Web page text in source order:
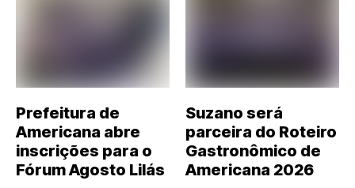
Prefeitura de
Americana abre
inscrições para o
Fórum Agosto Lilás
Suzano será
parceira do Roteiro
Gastronômico de
Americana 2026